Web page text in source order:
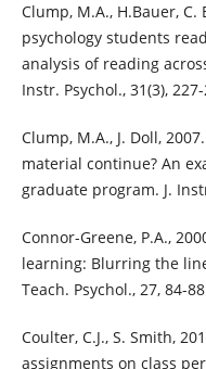
Clump, M.A., H.Bauer,
psychology students
analysis of reading
Instr. Psychol., 31(3),
Clump, M.A., J. Doll,
material continue? An
graduate program. J.
Connor-Greene, P.A.,
learning: Blurring the
Teach. Psychol., 27, 84-
Coulter, C.J., S. Smith,
assignments on class